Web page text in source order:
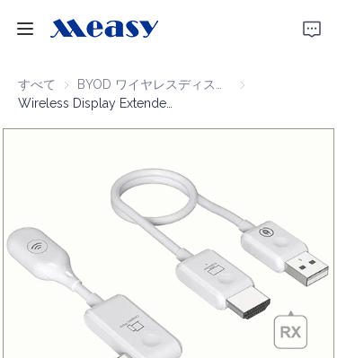
すべて
BYOD ワイヤレ
ホーム
製品
私たちについて
サポート